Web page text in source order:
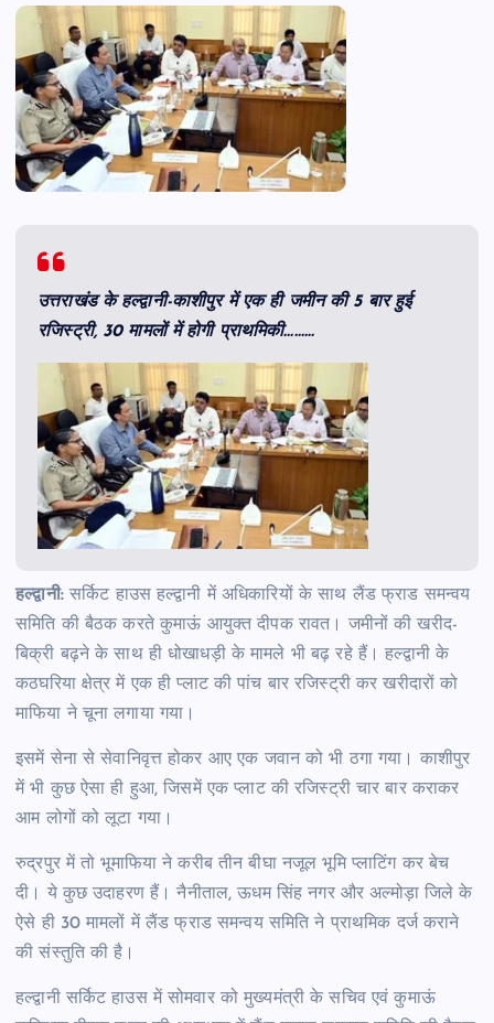
उत्तराखंड के हल्द्वानी-काशीपुर में एक ही जमीन की 5 बार हुई
रजिस्ट्री, 30 मामलों में होगी प्राथमिकी………
हल्द्वानी:सर्किट हाउस हल्द्वानी में अधिकारियों के साथ लैंड फ्राड समन्वय
समिति की बैठक करते कुमाऊं आयुक्त दीपक रावत। जमीनों की खरीद-
बिक्री बढ़ने के साथ ही धोखाधड़ी के मामले भी बढ़ रहे हैं। हल्द्वानी के
कठघरिया क्षेत्र में एक ही प्लाट की पांच बार रजिस्ट्री कर खरीदारों को
माफिया ने चूना लगाया गया।
इसमें सेना से सेवानिवृत्त होकर आए एक जवान को भी ठगा गया। काशीपुर
में भी कुछ ऐसा ही हुआ, जिसमें एक प्लाट की रजिस्ट्री चार बार कराकर
आम लोगों को लूटा गया।
रुद्रपुर में तो भूमाफिया ने करीब तीन बीघा नजूल भूमि प्लाटिंग कर बेच
दी। ये कुछ उदाहरण हैं। नैनीताल, ऊधम सिंह नगर और अल्मोड़ा जिले के
ऐसे ही 30 मामलों में लैंड फ्राड समन्वय समिति ने प्राथमिक दर्ज कराने
की संस्तुति की है।
हल्द्वानी सर्किट हाउस में सोमवार को मुख्यमंत्री के सचिव एवं कुमाऊं